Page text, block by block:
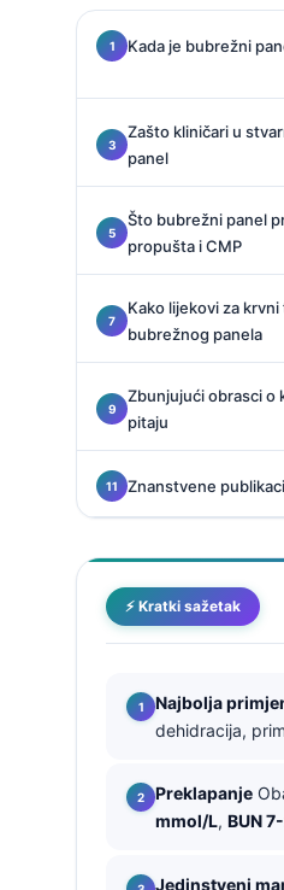
Kada je bubrežni
Zašto kliničari u
panel
Što bubrežni panel
propušta i CMP
Kako lijekovi za
bubrežnog panela
Zbunjujući obrasci o
pitaju
Znanstvene
⚡ Kratki sažetak
Najbolja
dehidracija,
Preklapanje
mmol/L, BUN
Jedinstveni